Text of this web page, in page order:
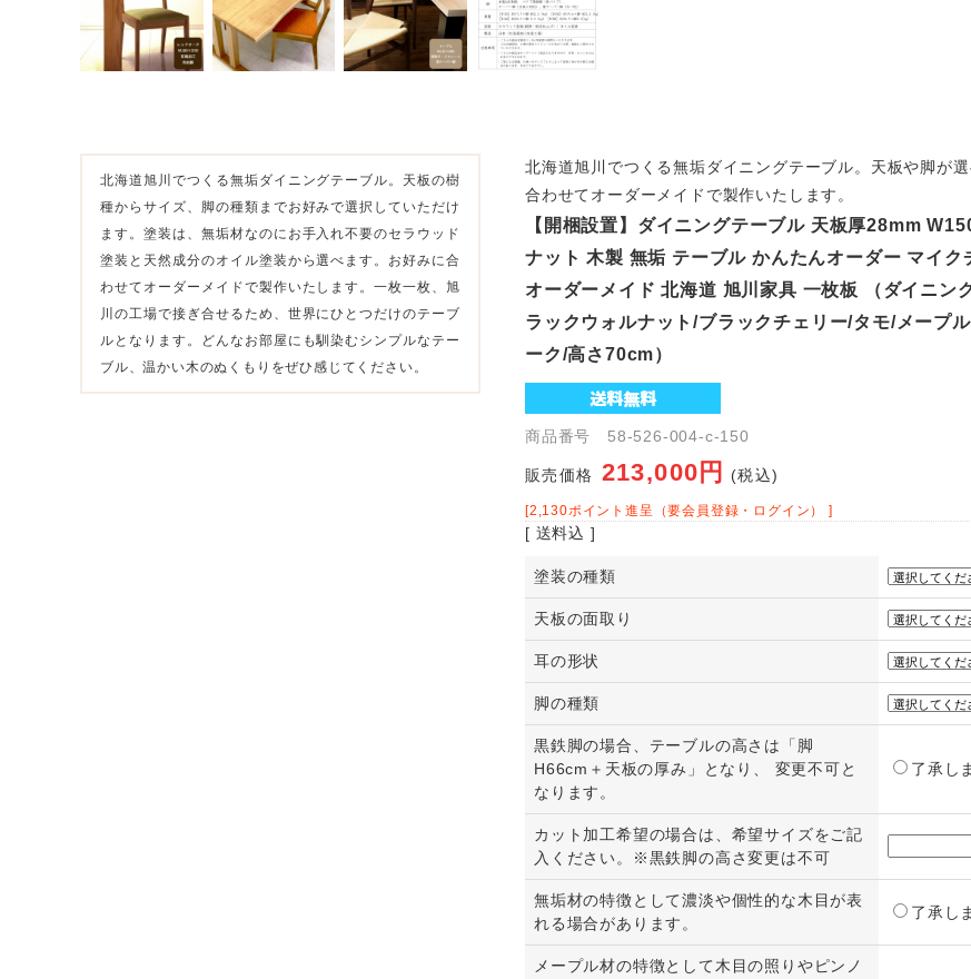
北海道旭川でつくる無垢ダイニングテーブル。天板の樹
種からサイズ、脚の種類までお好みで選択していただけ
ます。塗装は、無垢材なのにお手入れ不要のセラウッド
塗装と天然成分のオイル塗装から選べます。お好みに合
わせてオーダーメイドで製作いたします。一枚一枚、旭
川の工場で接ぎ合せるため、世界にひとつだけのテーブ
ルとなります。どんなお部屋にも馴染むシンプルなテー
ブル、温かい木のぬくもりをぜひ感じてください。
北海道旭川でつくる無垢ダイニングテーブル。天板や脚が
合わせてオーダーメイドで製作いたします。
【開梱設置】ダイニングテーブル 天板厚28mm
ナット 木製 無垢 テーブル かんたんオーダー マイク
オーダーメイド 北海道 旭川家具 一枚板 （ダイニン
ラックウォルナット/ブラックチェリー/タモ/メープ
ーク/高さ70cm）
商品番号 58-526-004-c-150
販売価格 213,000円 (税込)
[2,130ポイント進呈（要会員登録・ログイン） ]
[ 送料込 ]
塗装の種類
天板の面取り
耳の形状
脚の種類
黒鉄脚の場合、テーブルの高さは「脚
H66cm＋天板の厚み」となり、 変更不可と
なります。
了承し
カット加工希望の場合は、希望サイズをご記
入ください。※黒鉄脚の高さ変更は不可
無垢材の特徴として濃淡や個性的な木目が表
れる場合があります。
了承し
メープル材の特徴として木目の照りやピンノ